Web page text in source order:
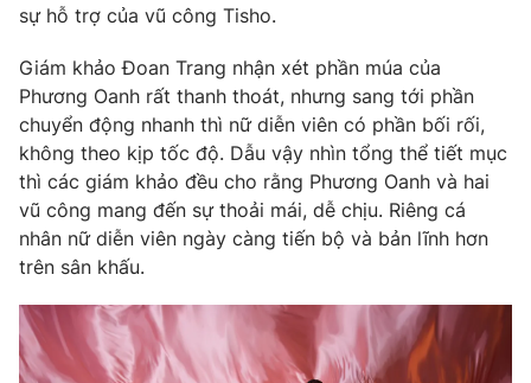
Góc doanh nghiệp
Truyền hình
Phim VTV
Hậu trường
Nhân vật
Khán giả
Giải sao mai
Giải trí
Điện ảnh
Âm nhạc
Sao
Đời sống
Du lịch
Làm đẹp
Chất lượng cuộc sống
Giáo dục
Tuyển sinh
Học trực tuyến
Công nghệ
Hitech Công nghệ tương lai
Giao lưu trực tuyến
sự hỗ trợ của vũ công Tisho.
Giám khảo Đoan Trang nhận xét phần múa của
Phương Oanh rất thanh thoát, nhưng sang tới phần
chuyển động nhanh thì nữ diễn viên có phần bối rối,
không theo kịp tốc độ. Dẫu vậy nhìn tổng thể tiết mục
thì các giám khảo đều cho rằng Phương Oanh và hai
vũ công mang đến sự thoải mái, dễ chịu. Riêng cá
nhân nữ diễn viên ngày càng tiến bộ và bản lĩnh hơn
trên sân khấu.